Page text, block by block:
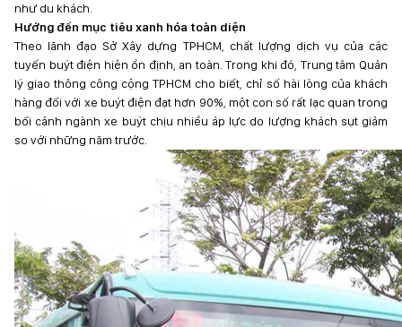
như du khách.
Hướng đến mục tiêu xanh hóa toàn diện
Theo lãnh đạo Sở Xây dựng TPHCM, chất lượng dịch vụ của các
tuyến buýt điện hiện ổn định, an toàn. Trong khi đó, Trung tâm Quản
lý giao thông công cộng TPHCM cho biết, chỉ số hài lòng của khách
hàng đối với xe buýt điện đạt hơn 90%, một con số rất lạc quan trong
bối cảnh ngành xe buýt chịu nhiều áp lực do lượng khách sụt giảm
so với những năm trước.